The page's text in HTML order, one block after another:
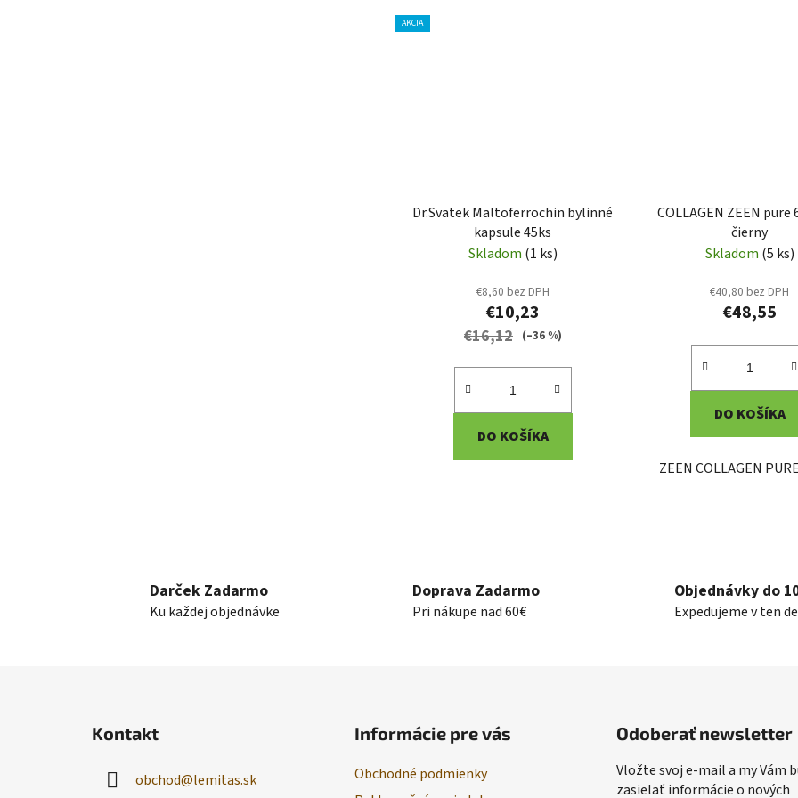
AKCIA
Dr.Svatek Maltoferrochin bylinné
kapsule 45ks
Skladom (1 ks)
€8,60 bez DPH
€10,23
€16,12 (–36 %)
DO KOŠÍKA
COLLAGEN ZEEN pure
čierny
Skladom (5 ks)
€40,80 bez DPH
€48,55
DO KOŠÍKA
ZEEN COLLAGEN
á
d
r
v
k
y
Darček Zadarmo
Ku každej objednávke
Doprava Zadarmo
Pri nákupe nad 60€
Objednávky do
Expedujeme v ten
Kontakt
obchod@lemitas.sk
Informácie pre vás
Obchodné podmienky
Odoberať newsletter
Vložte svoj e-mail a my Vám
zasielať informácie o nových